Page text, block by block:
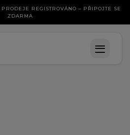
REGISTROVÁNO – PŘIPOJTE SE
ZDARMA